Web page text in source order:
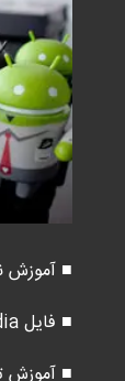
■ آموزش نصب
■ فایل nomedia در اندروید چیه ؟